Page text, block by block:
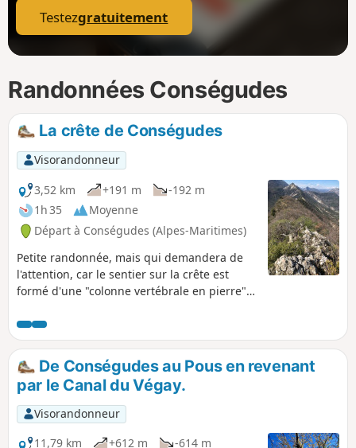
Testezgratuitement
Randonnées Conségudes
La crête de Conségudes
Visorandonneur
3,52 km
+191 m
-192 m
1h 35
Moyenne
Départ à Conségudes (Alpes-Maritimes)
Petite randonnée, mais qui demandera de
l'attention, car le sentier sur la crête est
formé d'une "colonne vertébrale en pierre"
faudra suivre au plus près, parfois avec
prudence. Un très beau 360° est situé juste
après la Chapelle Saint-Paul.
De Conségudes au Pous en revenant
par le Canal du Végay.
Visorandonneur
11,79 km
+612 m
-614 m